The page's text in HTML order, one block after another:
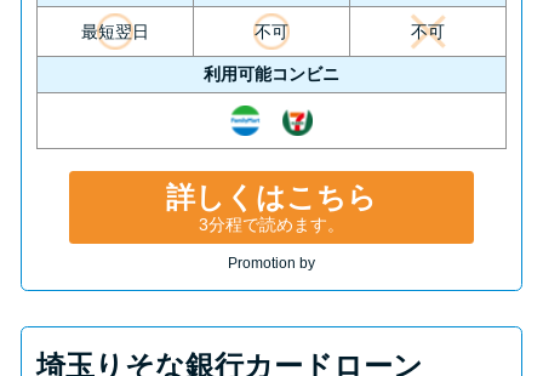
最短翌日 不可 不可
利用可能コンビニ
詳しくはこちら
3分程で読めます。
Promotion by
埼玉りそな銀行カードローン